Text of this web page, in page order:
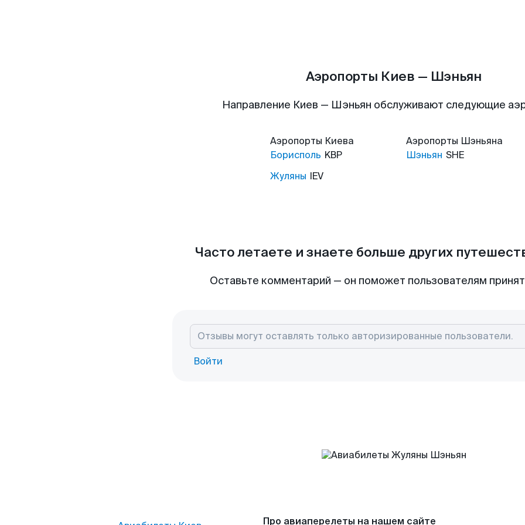
Аэропорты Киев — Шэньян
Направление Киев — Шэньян обслуживают следующие
Аэропорты Киева
Борисполь KBP
Жуляны IEV
Аэропорты Шэньяна
Шэньян SHE
Часто летаете и знаете больше других
Оставьте комментарий — он поможет пользователям
Войти
Про авиаперелеты на нашем сайте